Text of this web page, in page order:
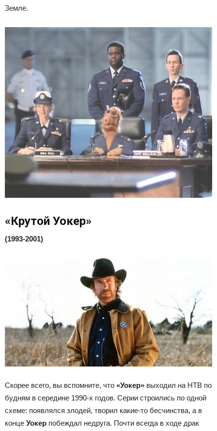
Земле.
«Крутой Уокер»
(1993-2001)
Скорее всего, вы вспомните, что «Уокер» выходил на НТВ по
будням в середине 1990-х годов. Серии строились по одной
схеме: появлялся злодей, творил какие-то бесчинства, а в
конце Уокер побеждал недруга. Почти всегда в ходе драк